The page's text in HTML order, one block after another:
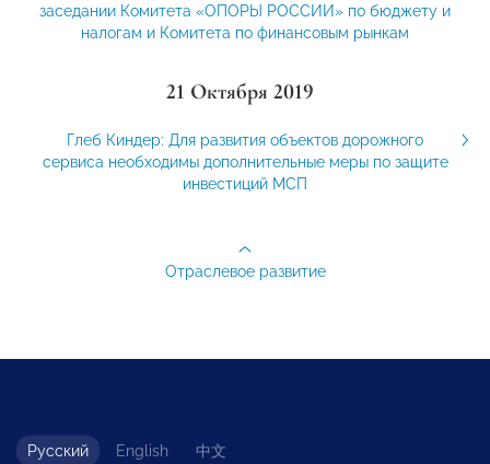
заседании Комитета «ОПОРЫ РОССИИ» по бюджету и
налогам и Комитета по финансовым рынкам
21 Октября 2019
Глеб Киндер: Для развития объектов дорожного
сервиса необходимы дополнительные меры по защите
инвестиций МСП
Отраслевое развитие
Русский English 中文